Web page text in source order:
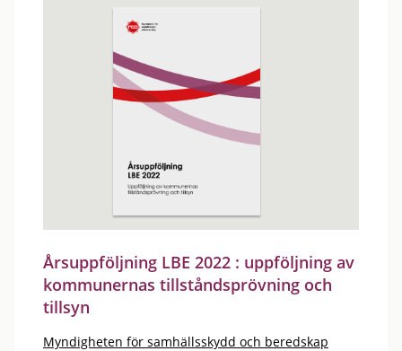
Årsuppföljning LBE 2022 : uppföljning av
kommunernas tillståndsprövning och
tillsyn
Myndigheten för samhällsskydd och beredskap